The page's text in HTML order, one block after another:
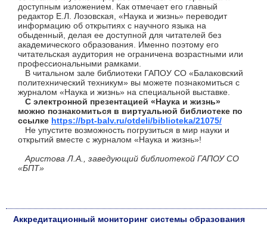
доступным изложением. Как отмечает его главный
редактор Е.Л. Лозовская, «Наука и жизнь» переводит
информацию об открытиях с научного языка на
обыденный, делая ее доступной для читателей без
академического образования. Именно поэтому его
читательская аудитория не ограничена возрастными или
профессиональными рамками.
В читальном зале библиотеки ГАПОУ СО «Балаковский
политехнический техникум» вы можете познакомиться с
журналом «Наука и жизнь» на специальной выставке.
С электронной презентацией «Наука и жизнь»
можно познакомиться в виртуальной библиотеке по
ссылке https://bpt-balv.ru/otdeli/biblioteka/21075/
Не упустите возможность погрузиться в мир науки и
открытий вместе с журналом «Наука и жизнь»!
Аристова Л.А., заведующий библиотекой ГАПОУ СО
«БПТ»
Аккредитационный мониторинг системы образования